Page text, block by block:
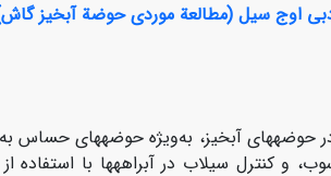
اوج سیل (مطالعة موردی حوضة آبخیز
آبخیز، به‌ویژه حوضه‏های حساس
و کنترل سیلاب در آبراهه‏ها با